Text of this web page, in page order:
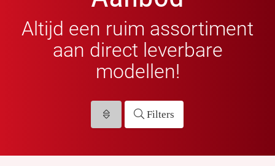
Altijd een ruim assortiment
aan direct leverbare
modellen!
Filters